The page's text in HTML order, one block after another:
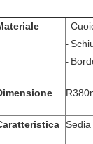
-
-
-